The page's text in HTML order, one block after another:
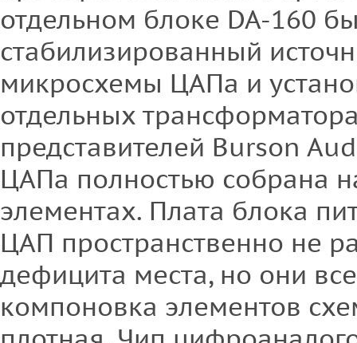
отдельном блоке DA-160
стабилизированный
микросхемы ЦАПа и
отдельных
представителей Burson
ЦАПа полностью собрана
элементах. Плата блока
ЦАП пространственно не
дефицита места, но они
компоновка элементов